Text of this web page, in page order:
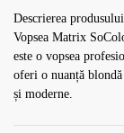
Descrierea produsului
Vopsea Matrix
este o vopsea
oferi o nuanță
și moderne.